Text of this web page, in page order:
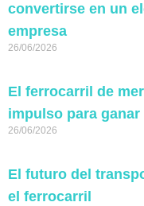
convertirse en un
empresa
26/06/2026
El ferrocarril de
impulso para
26/06/2026
El futuro del
el ferrocarril